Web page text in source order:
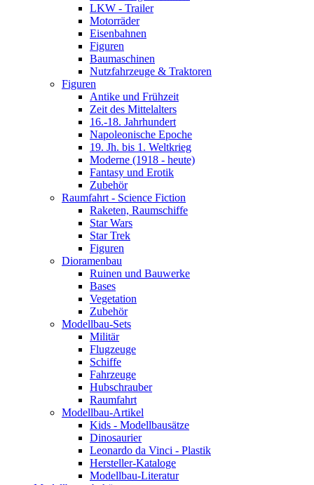
LKW - Trailer
Motorräder
Eisenbahnen
Figuren
Baumaschinen
Nutzfahrzeuge & Traktoren
Figuren
Antike und Frühzeit
Zeit des Mittelalters
16.-18. Jahrhundert
Napoleonische Epoche
19. Jh. bis 1. Weltkrieg
Moderne (1918 - heute)
Fantasy und Erotik
Zubehör
Raumfahrt - Science Fiction
Raketen, Raumschiffe
Star Wars
Star Trek
Figuren
Dioramenbau
Ruinen und Bauwerke
Bases
Vegetation
Zubehör
Modellbau-Sets
Militär
Flugzeuge
Schiffe
Fahrzeuge
Hubschrauber
Raumfahrt
Modellbau-Artikel
Kids - Modellbausätze
Dinosaurier
Leonardo da Vinci - Plastik
Hersteller-Kataloge
Modellbau-Literatur